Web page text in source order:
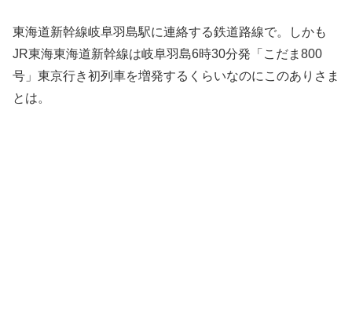
東海道新幹線岐阜羽島駅に連絡する鉄道路線で。しかも
JR東海東海道新幹線は岐阜羽島6時30分発「こだま800
号」東京行き初列車を増発するくらいなのにこのありさま
とは。